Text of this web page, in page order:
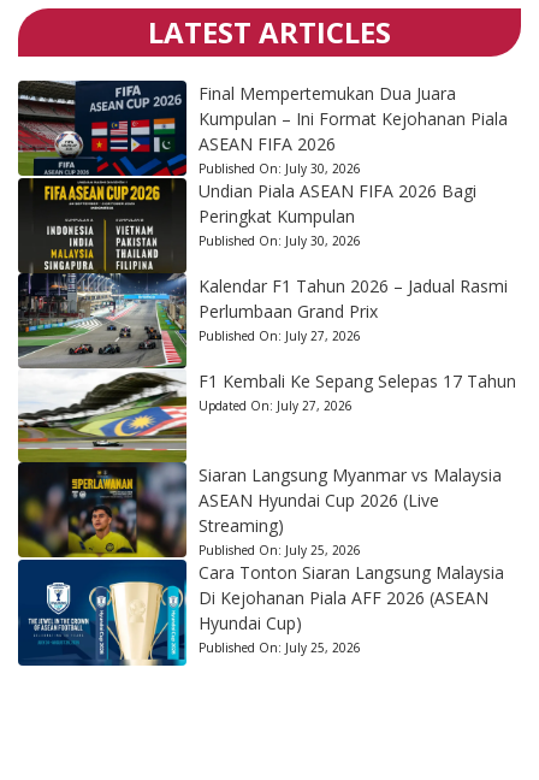
LATEST ARTICLES
Final Mempertemukan Dua Juara
Kumpulan – Ini Format Kejohanan Piala
ASEAN FIFA 2026
Published On: July 30, 2026
Undian Piala ASEAN FIFA 2026 Bagi
Peringkat Kumpulan
Published On: July 30, 2026
Kalendar F1 Tahun 2026 – Jadual Rasmi
Perlumbaan Grand Prix
Published On: July 27, 2026
F1 Kembali Ke Sepang Selepas 17 Tahun
Updated On: July 27, 2026
Siaran Langsung Myanmar vs Malaysia
ASEAN Hyundai Cup 2026 (Live
Streaming)
Published On: July 25, 2026
Cara Tonton Siaran Langsung Malaysia
Di Kejohanan Piala AFF 2026 (ASEAN
Hyundai Cup)
Published On: July 25, 2026